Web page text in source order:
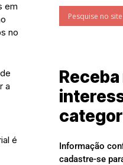
em
no
a
é
Informação
cadastre-se